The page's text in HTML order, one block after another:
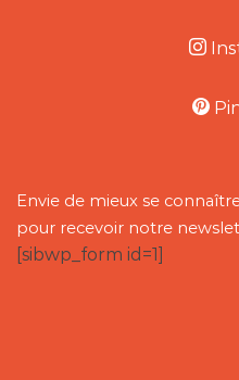
Envie de mieux se
pour recevoir notre
[sibwp_form id=1]